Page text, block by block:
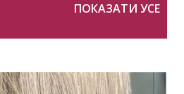
ПОКАЗАТИ УСЕ